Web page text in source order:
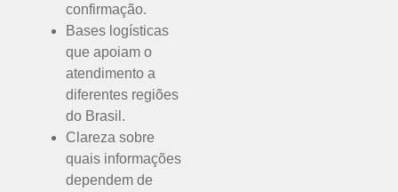
confirmação.
Bases logísticas
que apoiam o
atendimento a
diferentes regiões
do Brasil.
Clareza sobre
quais informações
dependem de